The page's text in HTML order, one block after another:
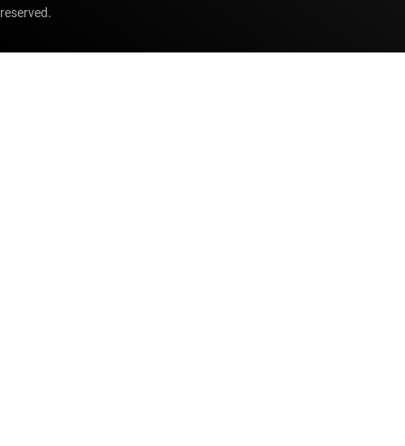
reserved.